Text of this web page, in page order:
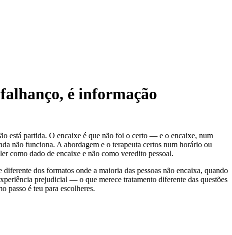
é informação
está partida. O encaixe é que não foi o certo — e o encaixe, num
não funciona. A abordagem e o terapeuta certos num horário ou
como dado de encaixe e não como veredito pessoal.
dos formatos onde a maioria das pessoas não encaixa, quando
prejudicial — o que merece tratamento diferente das questões
passo é teu para escolheres.